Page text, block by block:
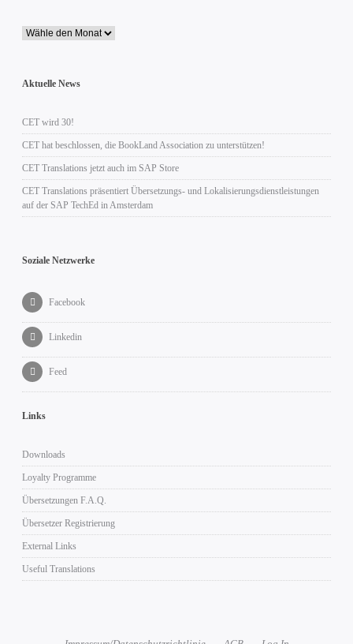
Aktuelle News
CET wird 30!
CET hat beschlossen, die BookLand Association zu unterstützen!
CET Translations jetzt auch im SAP Store
CET Translations präsentiert Übersetzungs- und Lokalisierungsdienstleistungen
auf der SAP TechEd in Amsterdam
Soziale Netzwerke
Facebook
Linkedin
Feed
Links
Downloads
Loyalty Programme
Übersetzungen F.A.Q.
Übersetzer Registrierung
External Links
Useful Translations